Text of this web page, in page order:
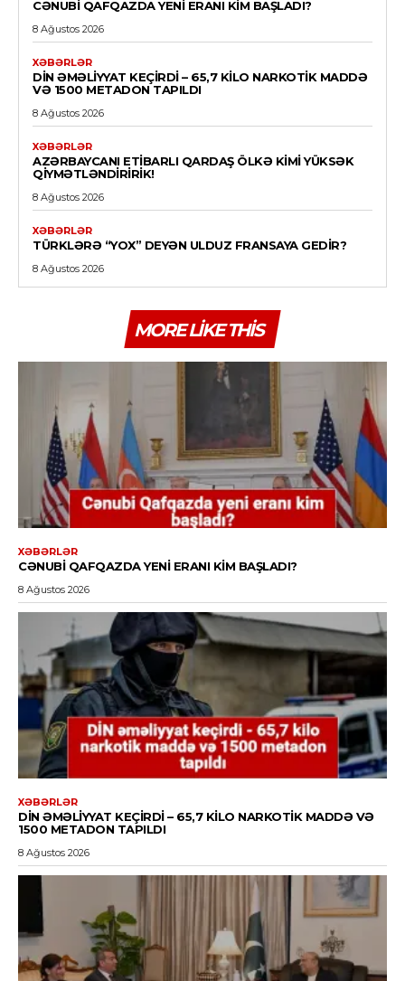
CƏNUBI QAFQAZDA YENI ERANI KIM BAŞLADI?
8 Ağustos 2026
XƏBƏRLƏR
DİN ƏMƏLIYYAT KEÇIRDI – 65,7 KILO NARKOTIK MADDƏ
VƏ 1500 METADON TAPILDI
8 Ağustos 2026
XƏBƏRLƏR
AZƏRBAYCANI ETIBARLI QARDAŞ ÖLKƏ KIMI YÜKSƏK
QIYMƏTLƏNDIRIRIK!
8 Ağustos 2026
XƏBƏRLƏR
TÜRKLƏRƏ “YOX” DEYƏN ULDUZ FRANSAYA GEDIR?
8 Ağustos 2026
MORE LIKE THIS
XƏBƏRLƏR
CƏNUBI QAFQAZDA YENI ERANI KIM BAŞLADI?
8 Ağustos 2026
XƏBƏRLƏR
DİN ƏMƏLIYYAT KEÇIRDI – 65,7 KILO NARKOTIK MADDƏ VƏ
1500 METADON TAPILDI
8 Ağustos 2026